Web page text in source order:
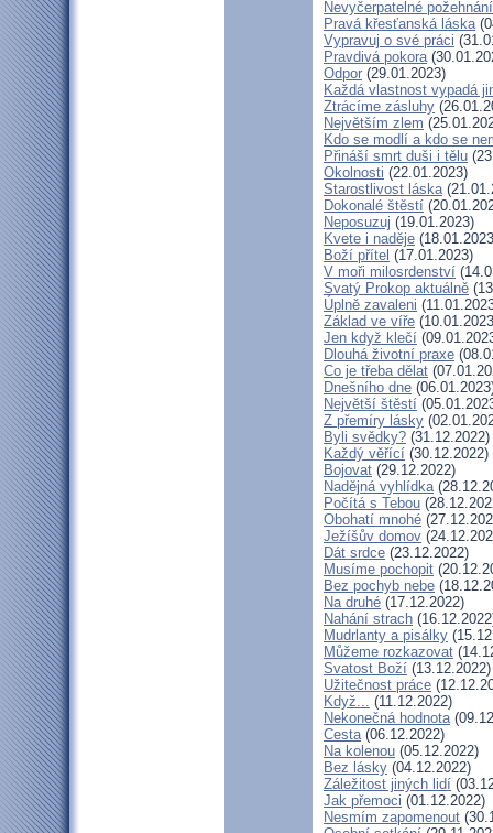
Nevyčerpatelné požehnání
Pravá křesťanská láska
Vypravuj o své práci
Pravdivá pokora
Odpor (29.01.2023)
Každá vlastnost vypadá
Ztrácíme zásluhy
Největším zlem
Kdo se modlí a kdo se
Přináší smrt duši i tělu
Okolnosti (22.01.2023)
Starostlivost láska
Dokonalé štěstí
Neposuzuj (19.01.2023)
Kvete i naděje
Boží přítel (17.01.2023)
V moři milosrdenství
Svatý Prokop aktuálně
Úplně zavaleni
Základ ve víře
Jen když klečí
Dlouhá životní praxe
Co je třeba dělat
Dnešního dne
Největší štěstí
Z přemíry lásky
Byli svědky? (31.12.2022)
Každý věřící (30.12.2022)
Bojovat (29.12.2022)
Nadějná vyhlídka
Počítá s Tebou
Obohatí mnohé
Ježíšův domov
Dát srdce (23.12.2022)
Musíme pochopit
Bez pochyb nebe
Na druhé (17.12.2022)
Nahání strach
Mudrlanty a pisálky
Můžeme rozkazovat
Svatost Boží (13.12.2022)
Užitečnost práce
Když... (11.12.2022)
Nekonečná hodnota
Cesta(06.12.2022)
Na kolenou (05.12.2022)
Bez lásky (04.12.2022)
Záležitost jiných lidí
Jak přemoci (01.12.2022)
Nesmím zapomenout